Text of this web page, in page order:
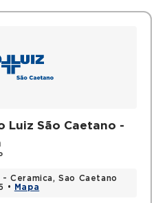
Brasileira de
Luiz São Caetano -
- Ceramica, Sao Caetano
•
Mapa